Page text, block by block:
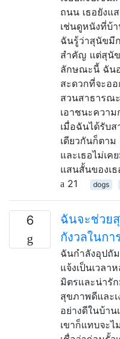
ถนน เธอยังแ
เช่นดูหนังที่บ้า
ฉันรู้ว่าสุนัขมี
สำคัญ แต่สุนั
ลักษณะนี้ ฉันอ
สะดวกที่จะอ
สวนสาธารณ
เอาชนะควา
เมื่อฉันได้รับส
เดียวกันก็ตา
และเธอไม่เค
แสนสั้นของเ
21
dogs
6
ฉันจะช่วย
กังวลในกา
ฉันกำลังอุปถั
แจ้งเป็นเวลา
มิตรและน่ารั
สุขภาพดีและเ
อย่างดีในบ้าน
เขาก็แทบจะไ